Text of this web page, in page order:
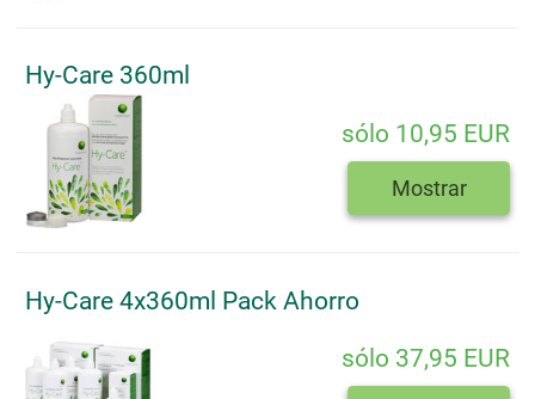
Hy-Care 360ml
sólo 10,95 EUR
Mostrar
Hy-Care 4x360ml Pack Ahorro
sólo 37,95 EUR